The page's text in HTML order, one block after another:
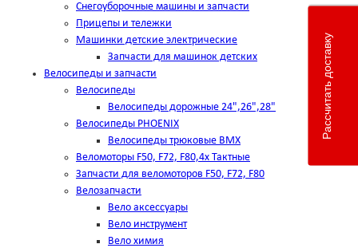
Снегоуборочные машины и запчасти
Прицепы и тележки
Машинки детские электрические
Запчасти для машинок детских
Велосипеды и запчасти
Велосипеды
Велосипеды дорожные 24",26",28"
Велосипеды PHOENIX
Велосипеды трюковые BMX
Веломоторы F50, F72, F80,4х Тактные
Запчасти для веломоторов F50, F72, F80
Велозапчасти
Вело аксессуары
Вело инструмент
Вело химия
Рассчитать доставку